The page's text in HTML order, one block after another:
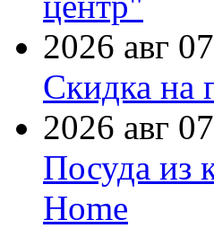
2026 авг 07
Скидка на
2026 авг 07
Посуда из
Home